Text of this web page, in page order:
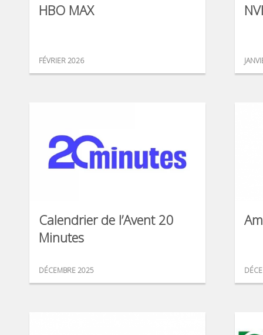
HBO MAX
FÉVRIER 2026
Calendrier de l’Avent 20
Minutes
DÉCEMBRE 2025